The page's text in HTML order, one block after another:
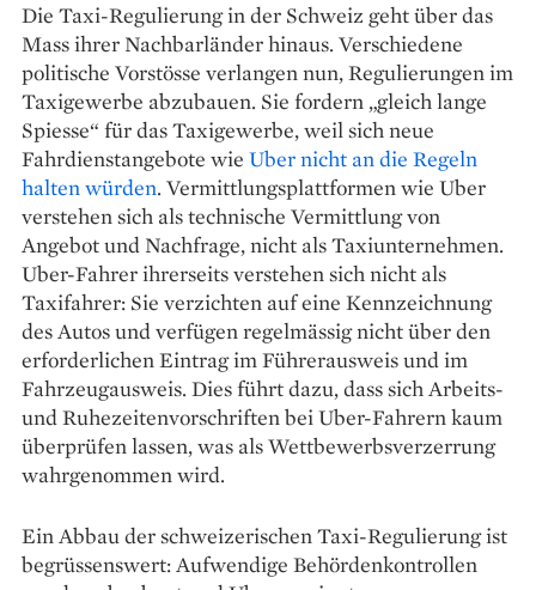
Die Taxi-Regulierung in der Schweiz geht über das
Mass ihrer Nachbarländer hinaus. Verschiedene
politische Vorstösse verlangen nun, Regulierungen im
Taxigewerbe abzubauen. Sie fordern „gleich lange
Spiesse“ für das Taxigewerbe, weil sich neue
Fahrdienstangebote wie Uber nicht an die Regeln
halten würden. Vermittlungsplattformen wie Uber
verstehen sich als technische Vermittlung von
Angebot und Nachfrage, nicht als Taxiunternehmen.
Uber-Fahrer ihrerseits verstehen sich nicht als
Taxifahrer: Sie verzichten auf eine Kennzeichnung
des Autos und verfügen regelmässig nicht über den
erforderlichen Eintrag im Führerausweis und im
Fahrzeugausweis. Dies führt dazu, dass sich ­Arbeits-
und Ruhezeitenvorschriften bei Uber-Fah­rern kaum
überprüfen lassen, was als Wett­bewerbsverzerrung
wahrgenommen wird.
Ein Abbau der schweizerischen Taxi-Regulierung ist
begrüssenswert: Aufwendige Behördenkontrollen